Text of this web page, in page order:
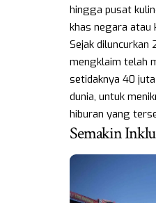
hingga pusat
khas negara atau
Sejak diluncurkan
mengklaim telah
setidaknya 40
dunia, untuk
hiburan yang
Semakin